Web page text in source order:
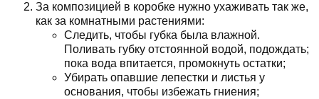
За композицией в коробке нужно ухаживать так же,
как за комнатными растениями:
Следить, чтобы губка была влажной.
Поливать губку отстоянной водой, подождать;
пока вода впитается, промокнуть остатки;
Убирать опавшие лепестки и листья у
основания, чтобы избежать гниения;